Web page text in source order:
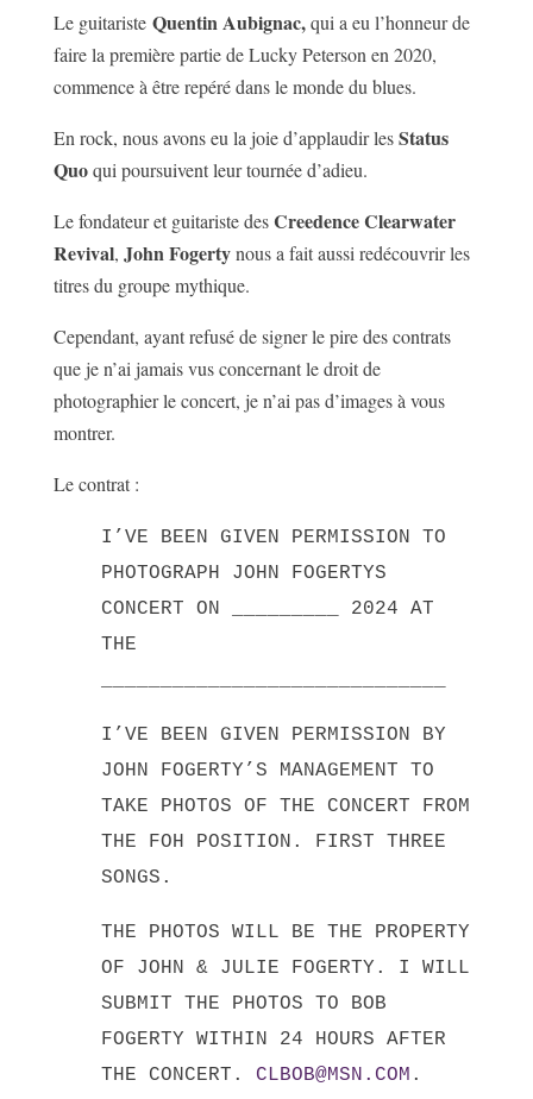
Le guitariste Quentin Aubignac,qui a eu l’honneur de
faire la première partie de Lucky Peterson en 2020,
commence à être repéré dans le monde du blues.
En rock, nous avons eu la joie d’applaudir lesStatus
Quoqui poursuivent leur tournée d’adieu.
Le fondateur et guitariste desCreedence Clearwater
Revival, John Fogertynous a fait aussi redécouvrir les
titres du groupe mythique.
Cependant, ayant refusé de signer le pire des contrats
que je n’ai jamais vus concernant le droit de
photographier le concert, je n’ai pas d’images à vous
montrer.
Le contrat :
I’VE BEEN GIVEN PERMISSION TO
PHOTOGRAPH JOHN FOGERTYS
CONCERT ON _________ 2024 AT
THE
I’VE BEEN GIVEN PERMISSION BY
JOHN FOGERTY’S MANAGEMENT TO
TAKE PHOTOS OF THE CONCERT FROM
THE FOH POSITION. FIRST THREE
SONGS.
THE PHOTOS WILL BE THE PROPERTY
OF JOHN & JULIE FOGERTY. I WILL
SUBMIT THE PHOTOS TO BOB
FOGERTY WITHIN 24 HOURS AFTER
THE CONCERT. CLBOB@MSN.COM .